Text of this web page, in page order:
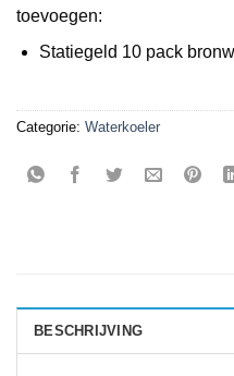
toevoegen:
Statiegeld 10 pack
Categorie: Waterkoeler
BESCHRIJVING